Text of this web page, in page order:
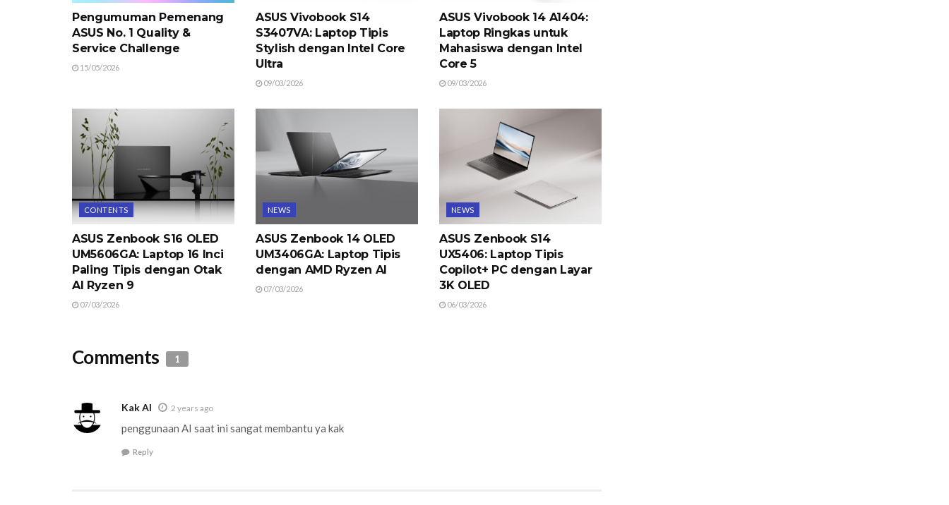
Pengumuman Pemenang
ASUS No. 1 Quality &
Service Challenge
15/05/2026
ASUS Vivobook S14
S3407VA: Laptop Tipis
Stylish dengan Intel Core
Ultra
09/03/2026
ASUS Vivobook 14 A1404:
Laptop Ringkas untuk
Mahasiswa dengan Intel
Core 5
09/03/2026
CONTENTS
ASUS Zenbook S16 OLED
UM5606GA: Laptop 16 Inci
Paling Tipis dengan Otak
AI Ryzen 9
07/03/2026
NEWS
ASUS Zenbook 14 OLED
UM3406GA: Laptop Tipis
dengan AMD Ryzen AI
07/03/2026
NEWS
ASUS Zenbook S14
UX5406: Laptop Tipis
Copilot+ PC dengan Layar
3K OLED
06/03/2026
Comments 1
Kak AI 2 years ago
penggunaan AI saat ini sangat membantu ya kak
Reply